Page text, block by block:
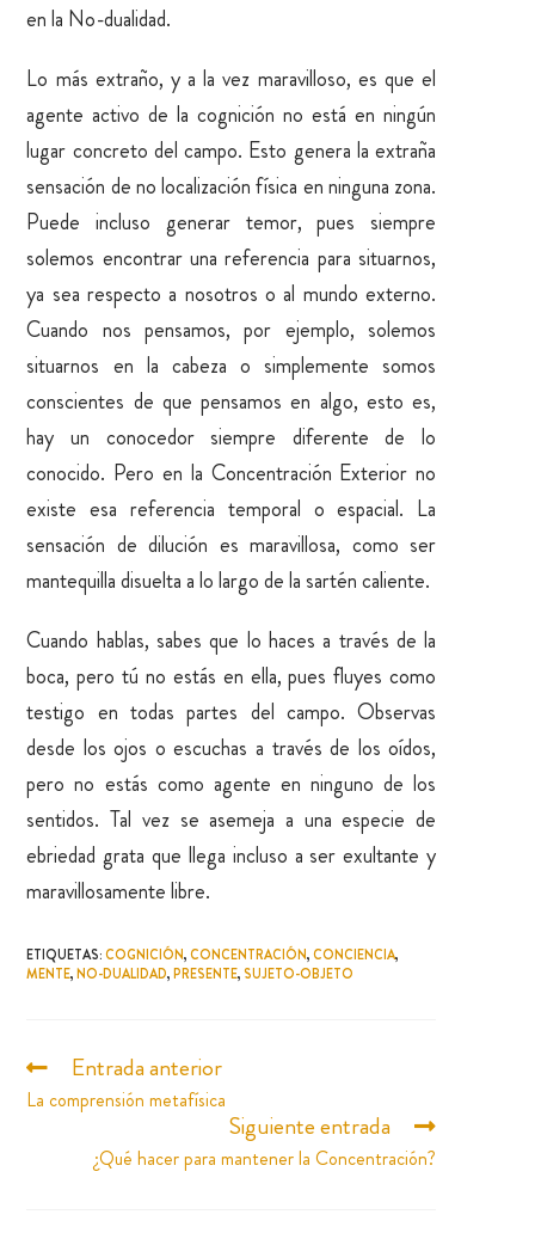
en la No-dualidad.
Lo más extraño, y a la vez maravilloso, es que el
agente activo de la cognición no está en ningún
lugar concreto del campo. Esto genera la extraña
sensación de no localización física en ninguna zona.
Puede incluso generar temor, pues siempre
solemos encontrar una referencia para situarnos,
ya sea respecto a nosotros o al mundo externo.
Cuando nos pensamos, por ejemplo, solemos
situarnos en la cabeza o simplemente somos
conscientes de que pensamos en algo, esto es,
hay un conocedor siempre diferente de lo
conocido. Pero en la Concentración Exterior no
existe esa referencia temporal o espacial. La
sensación de dilución es maravillosa, como ser
mantequilla disuelta a lo largo de la sartén caliente.
Cuando hablas, sabes que lo haces a través de la
boca, pero tú no estás en ella, pues fluyes como
testigo en todas partes del campo. Observas
desde los ojos o escuchas a través de los oídos,
pero no estás como agente en ninguno de los
sentidos. Tal vez se asemeja a una especie de
ebriedad grata que llega incluso a ser exultante y
maravillosamente libre.
ETIQUETAS:COGNICIÓN, CONCENTRACIÓN, CONCIENCIA,
MENTE, NO-DUALIDAD, PRESENTE, SUJETO-OBJETO
Entrada anterior
La comprensión metafísica
Siguiente entrada
¿Qué hacer para mantener la Concentración?